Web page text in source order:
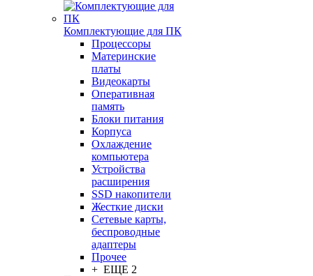
Комплектующие для ПК
Процессоры
Материнские
платы
Видеокарты
Оперативная
память
Блоки питания
Корпуса
Охлаждение
компьютера
Устройства
расширения
SSD накопители
Жесткие диски
Сетевые карты,
беспроводные
адаптеры
Прочее
+ ЕЩЕ 2